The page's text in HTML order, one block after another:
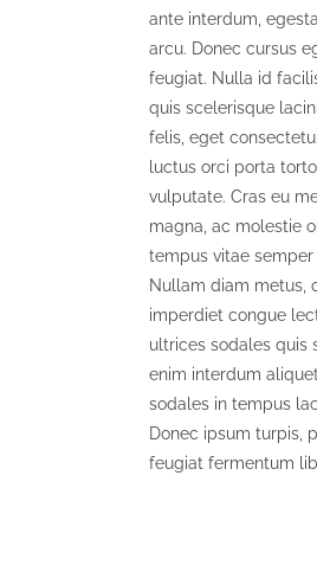
ante interdum,
arcu. Donec cursus
feugiat. Nulla id
quis scelerisque
felis, eget
luctus orci porta
vulputate. Cras eu
magna, ac molestie
tempus vitae
Nullam diam metus,
imperdiet congue
ultrices sodales quis
enim interdum
sodales in tempus
Donec ipsum turpis,
feugiat fermentum